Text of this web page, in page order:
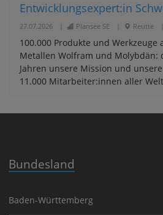
Entwicklungsexpert:in
27.07.2026 Plansee SE Reutte
100.000 Produkte und Werkzeuge
Metallen Wolfram und Molybdän:
Jahren unsere Mission und
11.000 Mitarbeiter:innen aller
Bundesland
Baden-Württemberg